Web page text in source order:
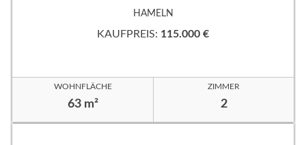
HAMELN
KAUFPREIS: 115.000 €
WOHNFLÄCHE
63 m²
ZIMMER
2